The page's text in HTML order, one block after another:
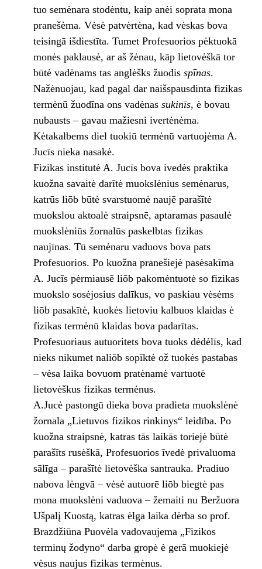
tuo semėnara stodėntu, kaip anėi soprata mona
pranešėma. Vėsė patvėrtėna, kad vėskas bova
teisingā išdiestīta. Tumet Profesuorios pėktuokā
monės paklausė, ar aš žėnau, kāp lietovėškā tor
būtė vadėnams tas anglėšks žuodis spīnas.
Nažėnuojau, kad pagal dar naišspausdinta fizikas
termėnū žuodīna ons vadėnas sukinīs, ė bovau
nubausts – gavau mažiesni ivertėnėma.
Kėtakalbems diel tuokiū termėnū vartuojėma A.
Jucīs nieka nasakė.
Fizikas institutė A. Jucīs bova ivedės praktika
kuožna savaitė darītė muokslėnius semėnarus,
katrūs liōb būtė svarstuomė naujē parašītė
muokslou aktoalė straipsnē, aptaramas pasaulė
muokslėniūs žornalūs paskelbtas fizikas
naujīnas. Tū semėnaru vaduovs bova pats
Profesuorios. Po kuožna pranešiejė pasėsakīma
A. Jucīs pėrmiausē liōb pakomėntuotė so fizikas
muokslo sosėjosius dalīkus, vo paskiau vėsėms
liōb pasakītė, kuokės lietoviu kalbuos klaidas ė
fizikas termėnū klaidas bova padarītas.
Profesuoriaus autuoritets bova tuoks dėdėlīs, kad
nieks nikumet naliōb sopīktė ož tuokės pastabas
– vėsa laika bovuom pratėnamė vartuotė
lietovėškus fizikas termėnus.
A.Jucė pastongū dieka bova pradieta muokslėnė
žornala „Lietuvos fizikos rinkinys“ leidība. Po
kuožna straipsnė, katras tās laikās toriejė būtė
parašīts rusėškā, Profesuorios īvedė privaluoma
sālīga – parašītė lietovėška santrauka. Pradiuo
nabova lėngvā – vėsė autuorē liōb biegtė pas
mona muokslėni vaduova – žemaiti nu Beržuora
Ušpalį Kuostą, katras ėlga laika dėrba so prof.
Brazdžiūna Puovėla vadovaujema „Fizikos
terminų žodyno“ darba gropė ė gerā muokiejė
vėsus naujus fizikas termėnus.